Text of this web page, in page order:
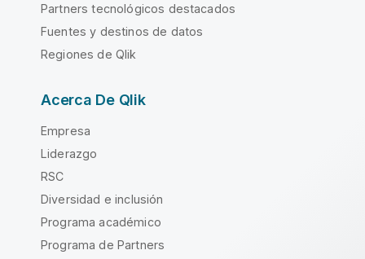
Partners tecnológicos destacados
Fuentes y destinos de datos
Regiones de Qlik
Acerca De Qlik
Empresa
Liderazgo
RSC
Diversidad e inclusión
Programa académico
Programa de Partners